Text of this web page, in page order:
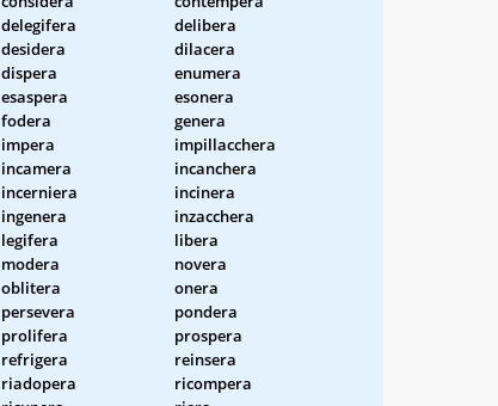
delegifera
delibera
desidera
dilacera
dispera
enumera
esaspera
esonera
fodera
genera
impera
impillacchera
incamera
incanchera
incerniera
incinera
ingenera
inzacchera
legifera
libera
modera
novera
oblitera
onera
persevera
pondera
prolifera
prospera
refrigera
reinsera
riadopera
ricompera